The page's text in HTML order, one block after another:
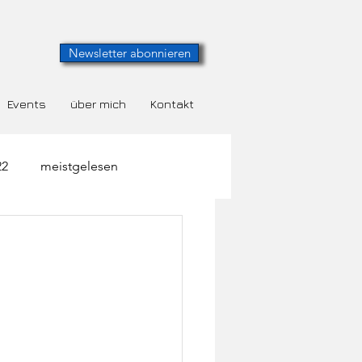
Newsletter abonnieren
Events über mich Kontakt
meistgelesen